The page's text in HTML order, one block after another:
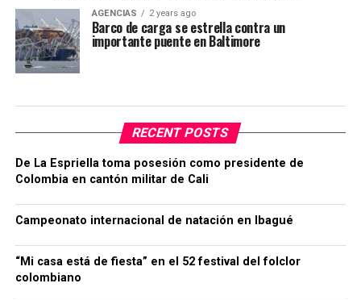
AGENCIAS 2 years ago
Barco de carga se estrella contra un
importante puente en Baltimore
RECENT POSTS
De La Espriella toma posesión como presidente de
Colombia en cantón militar de Cali
Campeonato internacional de natación en Ibagué
“Mi casa está de fiesta” en el 52 festival del folclor
colombiano